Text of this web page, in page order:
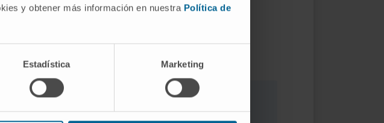
y obtener más información en nuestra Política de
Estadística Marketing
central en adultos (PDQ).
cerebrales